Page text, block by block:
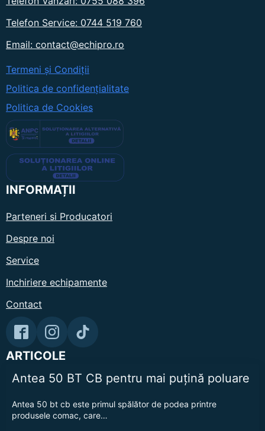
Telefon Service: 0744 519 760
Email: contact@echipro.ro
Termeni și Condiții
Politica de confidențialitate
Politica de Cookies
INFORMAȚII
Parteneri si Producatori
Despre noi
Service
Inchiriere echipamente
Contact
ARTICOLE
Antea 50 BT CB pentru mai puțină poluare
Antea 50 bt cb este primul spălător de podea printre
produsele comac, care…